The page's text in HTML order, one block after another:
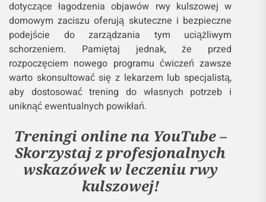
dotyczące łagodzenia objawów rwy kulszowej w
domowym zaciszu oferują skuteczne i bezpieczne
podejście do zarządzania tym uciążliwym
schorzeniem. Pamiętaj jednak, że przed
rozpoczęciem nowego programu ćwiczeń zawsze
warto skonsultować się z lekarzem lub specjalistą,
aby dostosować trening do własnych potrzeb i
uniknąć ewentualnych powikłań.
Treningi online na YouTube –
Skorzystaj z profesjonalnych
wskazówek w leczeniu rwy
kulszowej!